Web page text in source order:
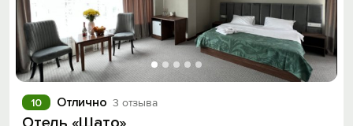
Отлично 3 отзыва
10